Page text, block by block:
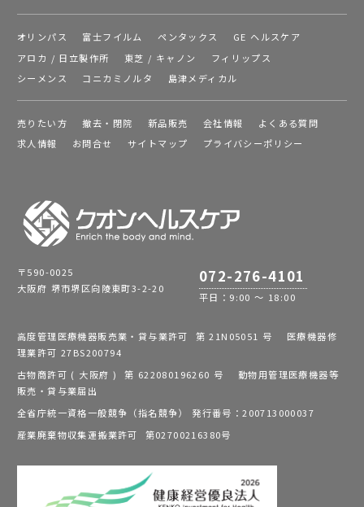
オリンパス 富士フイルム ペンタックス
GE ヘルスケア
アロカ / 日立製作所
東芝 / キャノン
フィリップス
シーメンス
コニカミノルタ 島津メディカル
売りたい方 撤去・閉院 新品販売 会社情報
よくある質問
求人情報
お問合せ サイトマップ プライバシーポリシー
〒590-0025
大阪府 堺市堺区向陵東町3-2-20
072-276-4101
平日：9:00 ～ 18:00
高度管理医療機器販売業・貸与業許可 第 21N05051 号 医療機器修
理業許可 27BS200794
古物商許可 ( 大阪府 ) 第 622080196260 号 動物用管理医療機器等
販売・貸与業届出
全省庁統一資格一般競争（指名競争） 発行番号：200713000037
産業廃棄物収集運搬業許可 第02700216380号